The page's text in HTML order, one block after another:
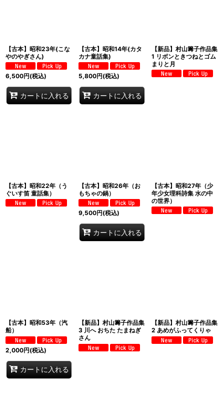
【古本】昭和23年(こな
やのやぎさん)
6,500円(税込)
カートに入れる
【古本】昭和14年(カタ
カナ童話集)
5,800円(税込)
カートに入れる
【新品】村山籌子作品集
1 リボンときつねとゴム
まりと月
【古本】昭和22年（う
ぐいす笛 童話集）
【古本】昭和26年（お
もちゃの鍋）
9,500円(税込)
カートに入れる
【古本】昭和27年（少
年少女理科詩集 水の中
の世界）
【古本】昭和53年（汽
船）
2,000円(税込)
カートに入れる
【新品】村山籌子作品集
3 川へ おちた たまねぎ
さん
【新品】村山籌子作品集
2 あめがふってくりゃ